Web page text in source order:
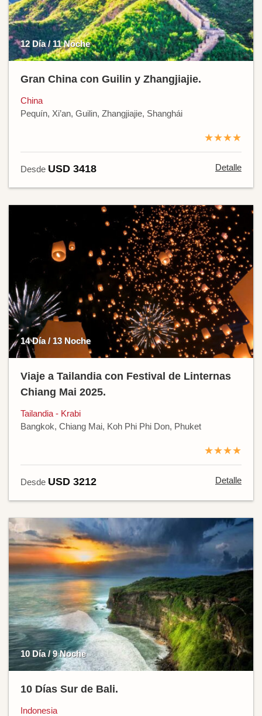
12 Día / 11 Noche
Gran China con Guilin y Zhangjiajie.
China
Pequín, Xi’an, Guilin, Zhangjiajie, Shanghái
★★★★
Desde USD 3418 Detalle
14 Día / 13 Noche
Viaje a Tailandia con Festival de Linternas
Chiang Mai 2025.
Tailandia - Krabi
Bangkok, Chiang Mai, Koh Phi Phi Don, Phuket
★★★★
Desde USD 3212 Detalle
10 Día / 9 Noche
10 Días Sur de Bali.
Indonesia